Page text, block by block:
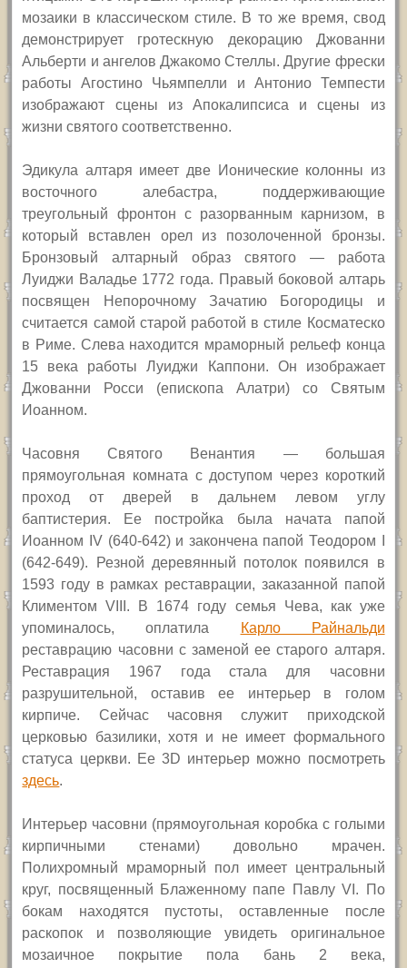
мозаики в классическом стиле. В то же время, свод
демонстрирует гротескную декорацию Джованни
Альберти и ангелов Джакомо Стеллы. Другие фрески
работы Агостино Чьямпелли и Антонио Темпести
изображают сцены из Апокалипсиса и сцены из
жизни святого соответственно.
Эдикула алтаря имеет две Ионические колонны из
восточного алебастра, поддерживающие
треугольный фронтон с разорванным карнизом, в
который вставлен орел из позолоченной бронзы.
Бронзовый алтарный образ святого — работа
Луиджи Валадье 1772 года. Правый боковой алтарь
посвящен Непорочному Зачатию Богородицы и
считается самой старой работой в стиле Косматеско
в Риме. Слева находится мраморный рельеф конца
15 века работы Луиджи Каппони. Он изображает
Джованни Росси (епископа Алатри) со Святым
Иоанном.
Часовня Святого Венантия — большая
прямоугольная комната с доступом через короткий
проход от дверей в дальнем левом углу
баптистерия. Ее постройка была начата папой
Иоанном
IV (640-642) и закончена папой Теодором
(642-649). Резной деревянный потолок появился в
1593 году в рамках реставрации, заказанной папой
КлиментомVIII. В 1674 году семья Чева, как уже
упоминалось, оплатила
Карло Райнальди
реставрацию часовни с заменой ее старого алтаря.
Реставрация 1967 года стала для часовни
разрушительной, оставив ее интерьер в голом
кирпиче. Сейчас часовня служит приходской
церковью базилики, хотя и не имеет формального
статуса церкви. Ее 3D интерьер можно посмотреть
здесь.
Интерьер часовни (прямоугольная коробка с голыми
кирпичными стенами) довольно мрачен.
Полихромный мраморный пол имеет центральный
круг, посвященный Блаженному папе ПавлуVI.
По
бокам находятся пустоты, оставленные после
раскопок и позволяющие увидеть оригинальное
мозаичное покрытие пола бань 2 века,